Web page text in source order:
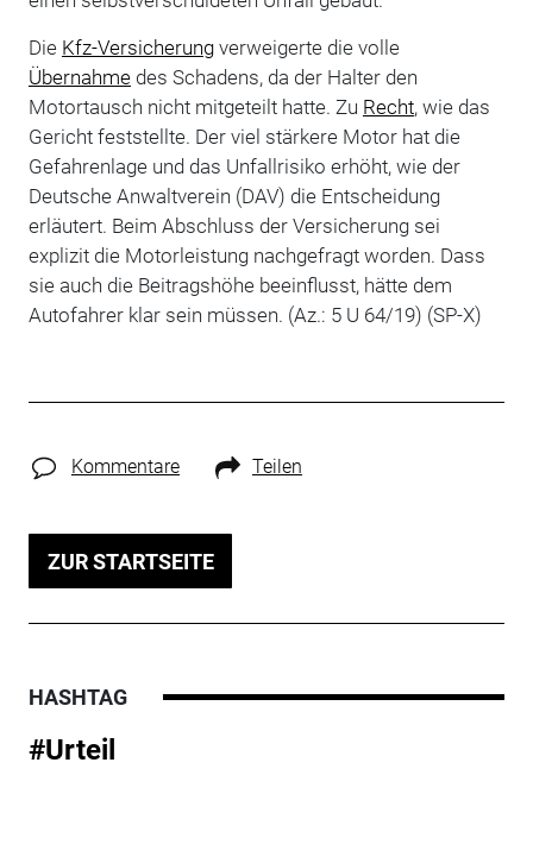
Die Kfz-Versicherungverweigerte die volle
Übernahmedes Schadens, da der Halter den
Motortausch nicht mitgeteilt hatte. Zu Recht, wie das
Gericht feststellte. Der viel stärkere Motor hat die
Gefahrenlage und das Unfallrisiko erhöht, wie der
Deutsche Anwaltverein (DAV) die Entscheidung
erläutert. Beim Abschluss der Versicherung sei
explizit die Motorleistung nachgefragt worden. Dass
sie auch die Beitragshöhe beeinflusst, hätte dem
Autofahrer klar sein müssen. (Az.: 5 U 64/19) (SP-X)
Kommentare Teilen
ZUR STARTSEITE
HASHTAG
#Urteil